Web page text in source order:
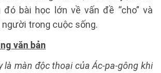
bài học lớn về vấn đề “cho” và
người trong cuộc sống.
văn bản
là màn độc thoại của Ác-pa-gông khi